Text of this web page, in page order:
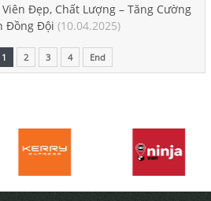
Đẹp, Chất Lượng – Tăng Cường
Đồng Đội (10.04.2025)
1 2 3 4 End